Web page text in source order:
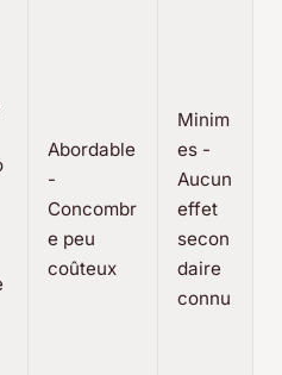
Abordable
-
Concombr
e peu
coûteux
Minim
es -
Aucun
effet
secon
daire
connu